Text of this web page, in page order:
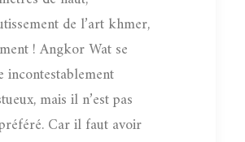
de l’art khmer,
! Angkor Wat se
incontestablement
mais il n’est pas
Car il faut avoir